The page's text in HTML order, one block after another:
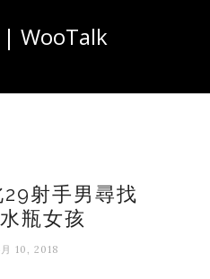
WooTalk
射手男尋找
瓶女孩
10, 2018